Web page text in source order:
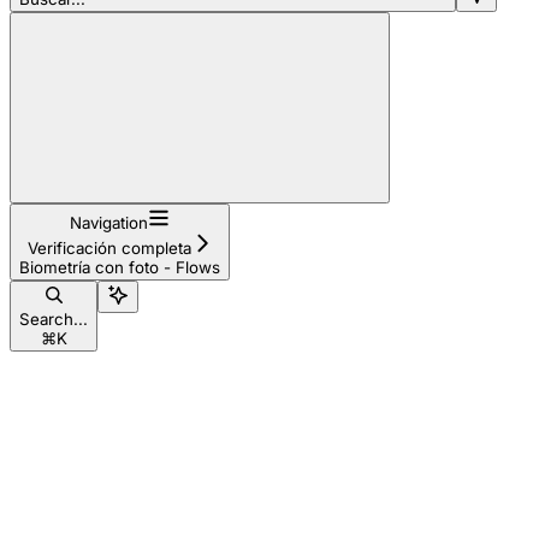
Navigation
Verificación completa
Biometría con foto - Flows
Search...
⌘K